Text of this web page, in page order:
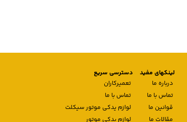
لینکهای مفید
درباره ما
تماس با ما
قوانین ما
مقالات ما
دسترسی سریع
تعمیرکاران
تماس با ما
لوازم یدکی موتور سیکلت
لوازم یدکی موتور